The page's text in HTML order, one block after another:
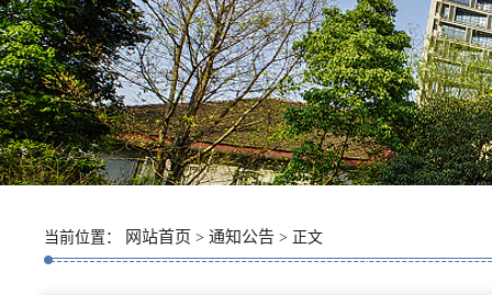
当前位置： 网站首页 > 通知公告 > 正文